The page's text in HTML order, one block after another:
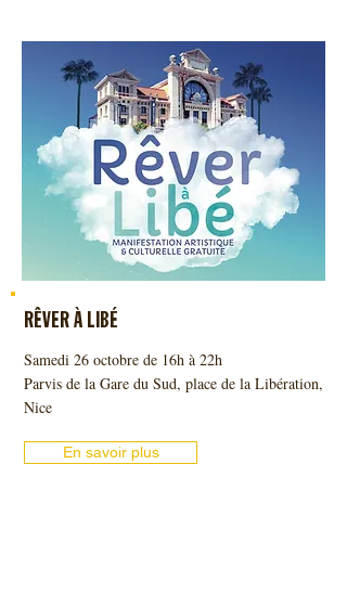
RÊVER À LIBÉ
Samedi 26 octobre de 16h à 22h
Parvis de la Gare du Sud, place de la Libération,
Nice
En savoir plus